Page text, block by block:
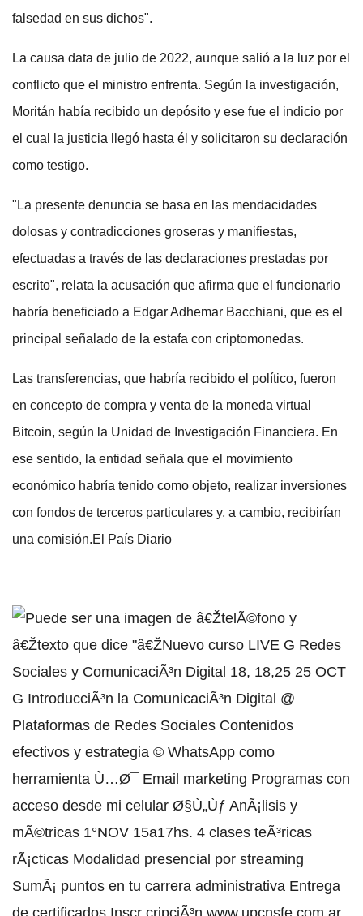
falsedad en sus dichos".
La causa data de julio de 2022, aunque salió a la luz por el
conflicto que el ministro enfrenta. Según la investigación,
Moritán había recibido un depósito y ese fue el indicio por
el cual la justicia llegó hasta él y solicitaron su declaración
como testigo.
"La presente denuncia se basa en las mendacidades
dolosas y contradicciones groseras y manifiestas,
efectuadas a través de las declaraciones prestadas por
escrito", relata la acusación que afirma que el funcionario
habría beneficiado a Edgar Adhemar Bacchiani, que es el
principal señalado de la estafa con criptomonedas.
Las transferencias, que habría recibido el político, fueron
en concepto de compra y venta de la moneda virtual
Bitcoin, según la Unidad de Investigación Financiera. En
ese sentido, la entidad señala que el movimiento
económico habría tenido como objeto, realizar inversiones
con fondos de terceros particulares y, a cambio, recibirían
una comisión.El País Diario